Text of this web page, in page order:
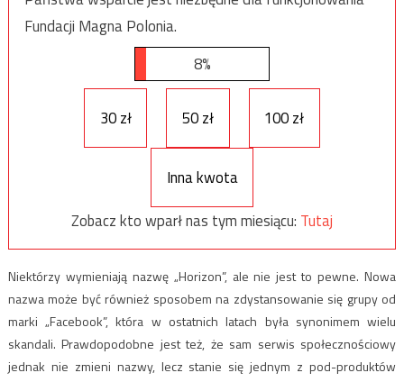
Fundacji Magna Polonia.
8%
30 zł 50 zł 100 zł
Inna kwota
Zobacz kto wparł nas tym miesiącu: Tutaj
Niektórzy wymieniają nazwę „Horizon”, ale nie jest to pewne. Nowa
nazwa może być również sposobem na zdystansowanie się grupy od
marki „Facebook”, która w ostatnich latach była synonimem wielu
skandali. Prawdopodobne jest też, że sam serwis społecznościowy
jednak nie zmieni nazwy, lecz stanie się jednym z pod-produktów